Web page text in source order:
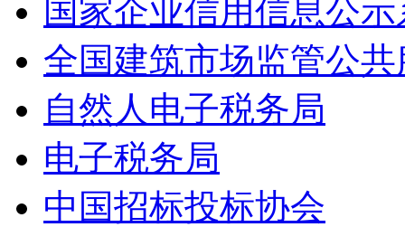
国家企业信用信息公
全国建筑市场监管公
自然人电子税务局
电子税务局
中国招标投标协会